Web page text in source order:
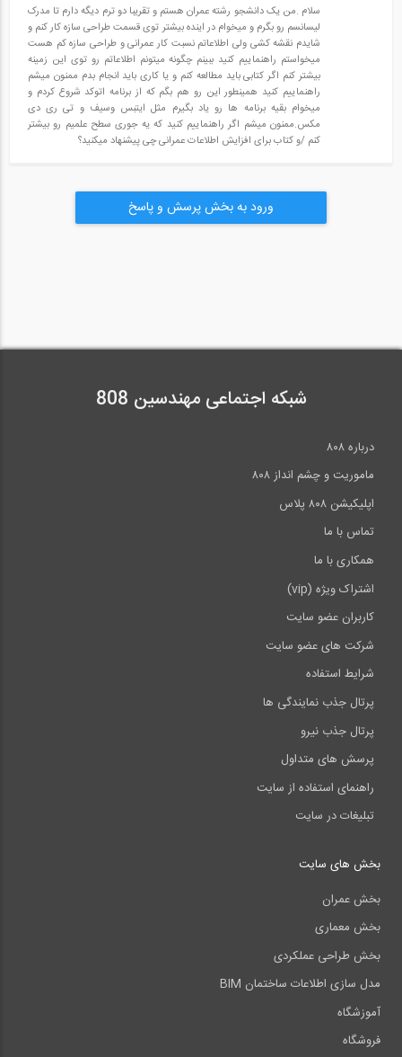
سلام .من یک دانشجو رشته عمران هستم و تقریبا دو ترم دیگه دارم تا مدرک
لیسانسم رو بگرم و میخوام در اینده بیشتر توی قسمت طراحی سازه کار کنم و
شایدم نقشه کشی ولی اطلاعاتم نسبت کار عمرانی و طراحی سازه کم هست
میخواستم راهنماییم کنید ببینم چگونه میتونم اطلاعاتم رو توی این زمینه
بیشتر کنم اگر کتابی باید مطالعه کنم و یا کاری باید انجام بدم ممنون میشم
راهنماییم کنید همینطور این رو هم بگم که از برنامه اتوکد شروع کردم و
میخوام بقیه برنامه ها رو یاد بگیرم مثل ایتبس وسیف و تی ری دی
مکس.ممنون میشم اگر راهنماییم کنید که یه جوری سطح علمیم رو بیشتر
کنم /و کتاب برای افزایش اطلاعات عمرانی چی پیشنهاد میکنید؟
ورود به بخش پرسش و پاسخ
شبکه اجتماعی مهندسین 808
درباره ۸۰۸
ماموریت و چشم انداز ۸۰۸
اپلیکیشن ۸۰۸ پلاس
تماس با ما
همکاری با ما
اشتراک ویژه (vip)
کاربران عضو سایت
شرکت های عضو سایت
شرایط استفاده
پرتال جذب نمایندگی ها
پرتال جذب نیرو
پرسش های متداول
راهنمای استفاده از سایت
تبلیغات در سایت
بخش های سایت
بخش عمران
بخش معماری
بخش طراحی عملکردی
مدل سازی اطلاعات ساختمان BIM
آموزشگاه
فروشگاه